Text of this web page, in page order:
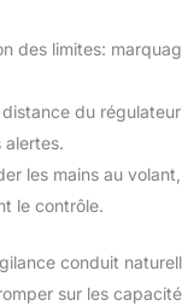
des limites:
du
alertes.
les mains au
le contrôle.
conduit
sur les